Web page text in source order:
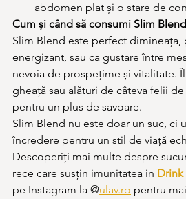
abdomen plat și o stare de
Cum și când să consumi Slim
Slim Blend este perfect dimineața,
energizant, sau ca gustare între
nevoia de prospețime și vitalitate.
gheață sau alături de câteva felii de
pentru un plus de savoare.
Slim Blend nu este doar un suc, ci
încredere pentru un stil de viață
Descoperiți mai multe despre
rece care susțin imunitatea in
pe Instagram la @ulav.ro pentru